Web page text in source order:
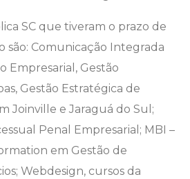
SC que tiveram o prazo de
são: Comunicação Integrada
Empresarial, Gestão
Gestão Estratégica de
Joinville e Jaraguá do Sul;
Penal Empresarial; MBI –
em Gestão de
Webdesign, cursos da